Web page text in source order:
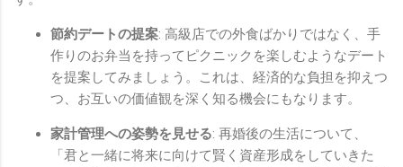
節約デートの提案: 高級店での外食ばかりではなく、手
作りのお弁当を持ってピクニックを楽しむようなデート
を提案してみましょう。これは、経済的な負担を抑えつ
つ、お互いの価値観を深く知る機会にもなります。
家計管理への姿勢を見せる: 再婚後の生活について、
「君と一緒に将来に向けて賢く資産形成をしていきた